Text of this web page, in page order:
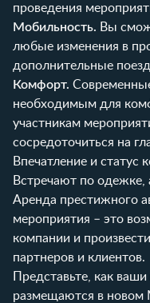
проведения
Мобильность. Вы
любые изменения в
дополнительные
Комфорт.
необходимым для
участникам
сосредоточиться на
Впечатление и статус
Встречают по
Аренда престижного
мероприятия – это
компании и
партнеров и клиентов.
Представьте, как
размещаются в новом